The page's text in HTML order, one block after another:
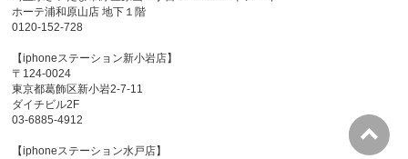
ホーテ浦和原山店 地下１階
0120-152-728
【iphoneステーション新小岩店】
〒124-0024
東京都葛飾区新小岩2-7-11
ダイチビル2F
03-6885-4912
【iphoneステーション水戸店】